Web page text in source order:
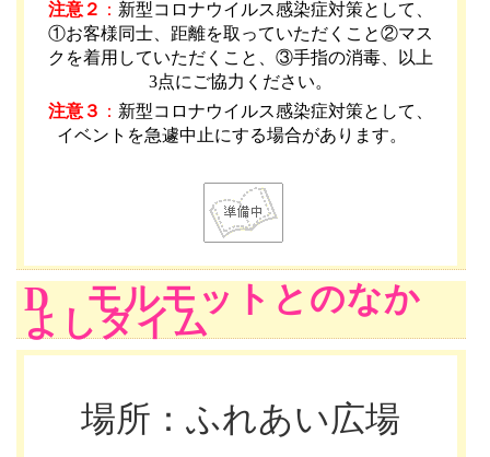
注意２ ： 新型コロナウイルス感染症対策として、
①お客様同士、距離を取っていただくこと②マス
クを着用していただくこと、③手指の消毒、以上
3点にご協力ください。
注意３ ： 新型コロナウイルス感染症対策として、
イベントを急遽中止にする場合があります。
D モルモットとのなか
よしタイム
場所：ふれあい広場